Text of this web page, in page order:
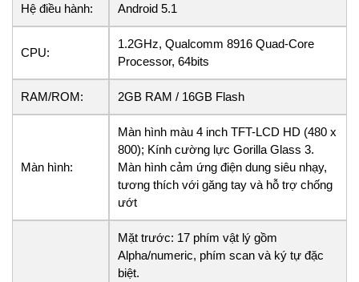
Hệ điều hành: Android 5.1
CPU:
1.2GHz, Qualcomm 8916 Quad-Core
Processor, 64bits
RAM/ROM: 2GB RAM / 16GB Flash
Màn hình:
Màn hình màu 4 inch TFT-LCD HD (480 x
800); Kính cường lực Gorilla Glass 3.
Màn hình cảm ứng điện dung siêu nhạy,
tương thích với găng tay và hỗ trợ chống
ướt
Mặt trước: 17 phím vật lý gồm
Alpha/numeric, phím scan và ký tự đặc
biệt.